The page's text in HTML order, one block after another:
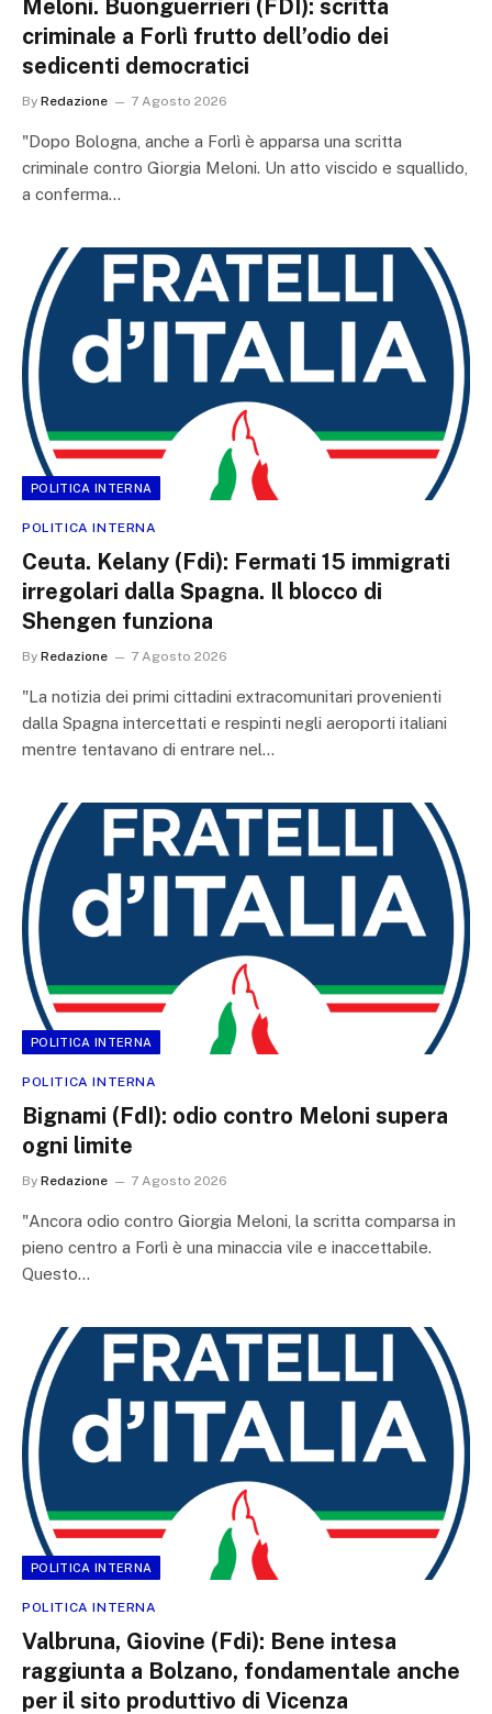
Meloni. Buonguerrieri (FDI): scritta
criminale a Forlì frutto dell’odio dei
sedicenti democratici
By Redazione 7 Agosto 2026
"Dopo Bologna, anche a Forlì è apparsa una scritta
criminale contro Giorgia Meloni. Un atto viscido e squallido,
a conferma…
POLITICA INTERNA
POLITICA INTERNA
Ceuta. Kelany (Fdi): Fermati 15 immigrati
irregolari dalla Spagna. Il blocco di
Shengen funziona
By Redazione 7 Agosto 2026
"La notizia dei primi cittadini extracomunitari provenienti
dalla Spagna intercettati e respinti negli aeroporti italiani
mentre tentavano di entrare nel…
POLITICA INTERNA
POLITICA INTERNA
Bignami (FdI): odio contro Meloni supera
ogni limite
By Redazione 7 Agosto 2026
"Ancora odio contro Giorgia Meloni, la scritta comparsa in
pieno centro a Forlì è una minaccia vile e inaccettabile.
Questo…
POLITICA INTERNA
POLITICA INTERNA
Valbruna, Giovine (Fdi): Bene intesa
raggiunta a Bolzano, fondamentale anche
per il sito produttivo di Vicenza